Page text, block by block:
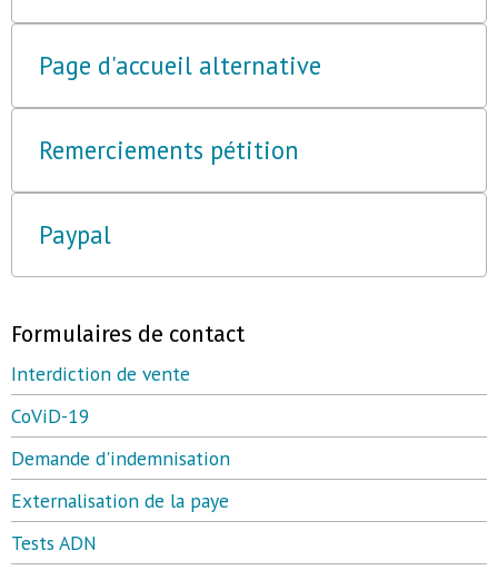
Page d'accueil alternative
Remerciements pétition
Paypal
Formulaires de contact
Interdiction de vente
CoViD-19
Demande d'indemnisation
Externalisation de la paye
Tests ADN